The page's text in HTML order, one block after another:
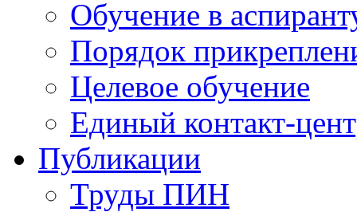
Обучение в
Порядок
Целевое обучение
Единый контакт-
Публикации
Труды ПИН